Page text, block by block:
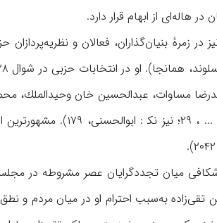
هاله‌ای از ابهام قرار دارد.
در زمرۀ بنیان‌گذاران، فعالان و
مساوات، عبدالحسین خان
... ، ۲۹؛ نیز نک‍ : ابوالحسنی، ۱۷۹). مشهورترین اقدام او در این ایام، نگارش کتابچه‌ای موسوم به
شکافی میان تجددگرایان عصر مشروطه در
به‌سبب احترام او در میان مردم و